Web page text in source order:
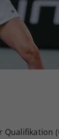
Ihrer